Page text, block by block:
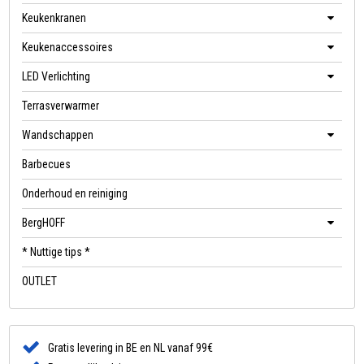
Keukenkranen
Keukenaccessoires
LED Verlichting
Terrasverwarmer
Wandschappen
Barbecues
Onderhoud en reiniging
BergHOFF
* Nuttige tips *
OUTLET
Gratis levering in BE en NL vanaf 99€